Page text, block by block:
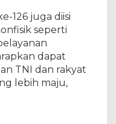
126 juga diisi
seperti
dapat
TNI dan rakyat
lebih maju,